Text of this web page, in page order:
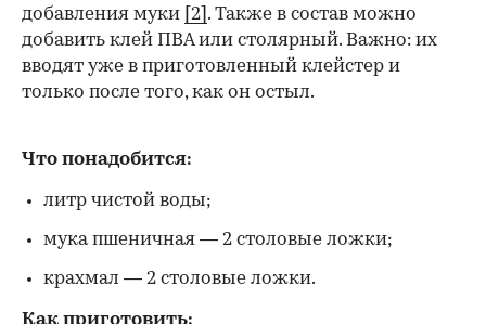
добавления муки [2] . Также в состав можно
добавить клей ПВА или столярный. Важно: их
вводят уже в приготовленный клейстер и
только после того, как он остыл.
Что понадобится:
литр чистой воды;
мука пшеничная — 2 столовые ложки;
крахмал — 2 столовые ложки.